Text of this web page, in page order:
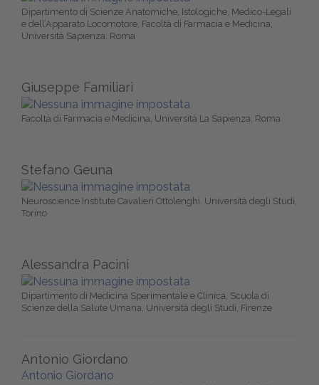
Dipartimento di Scienze Anatomiche, Istologiche, Medico-Legali
e dell’Apparato Locomotore, Facoltà di Farmacia e Medicina,
Università Sapienza, Roma
Giuseppe Familiari
Facoltà di Farmacia e Medicina, Università La Sapienza, Roma
Stefano Geuna
Neuroscience Institute Cavalieri Ottolenghi, Università degli Studi,
Torino
Alessandra Pacini
Dipartimento di Medicina Sperimentale e Clinica, Scuola di
Scienze della Salute Umana, Università degli Studi, Firenze
Antonio Giordano
Antonio Giordano